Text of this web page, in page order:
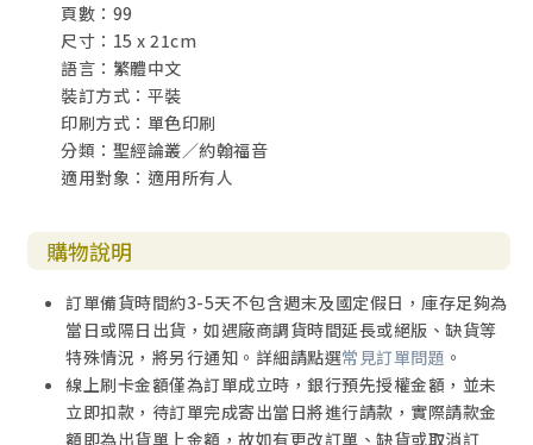
頁數：99
尺寸：15 x 21cm
語言：繁體中文
裝訂方式：平裝
印刷方式：單色印刷
分類：聖經論叢／約翰福音
適用對象：適用所有人
購物說明
訂單備貨時間約3-5天不包含週末及國定假日，庫存足夠為
當日或隔日出貨，如遇廠商調貨時間延長或絕版、缺貨等
特殊情況，將另行通知。詳細請點選常見訂單問題 。
線上刷卡金額僅為訂單成立時，銀行預先授權金額，並未
立即扣款，待訂單完成寄出當日將進行請款，實際請款金
額即為出貨單上金額，故如有更改訂單、缺貨或取消訂